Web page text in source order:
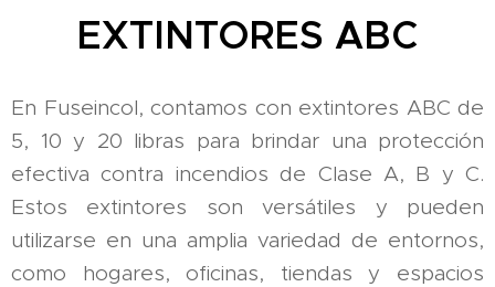
EXTINTORES ABC
En Fuseincol, contamos con extintores ABC de
5, 10 y 20 libras para brindar una protección
efectiva contra incendios de Clase A, B y C.
Estos extintores son versátiles y pueden
utilizarse en una amplia variedad de entornos,
como hogares, oficinas, tiendas y espacios